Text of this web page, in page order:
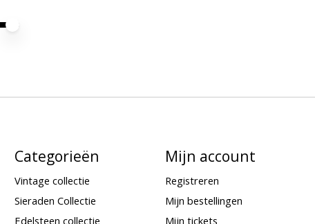
Categorieën
Vintage collectie
Sieraden Collectie
Edelsteen collectie
Mijn account
Registreren
Mijn bestellingen
Mijn tickets